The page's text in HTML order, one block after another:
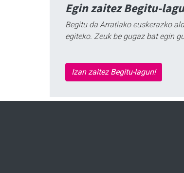
Egin zaitez Begitu-
Begitu da Arratiako euskerazko
egiteko. Zeuk be gugaz bat egin
Izan zaitez Begitu-lagun!